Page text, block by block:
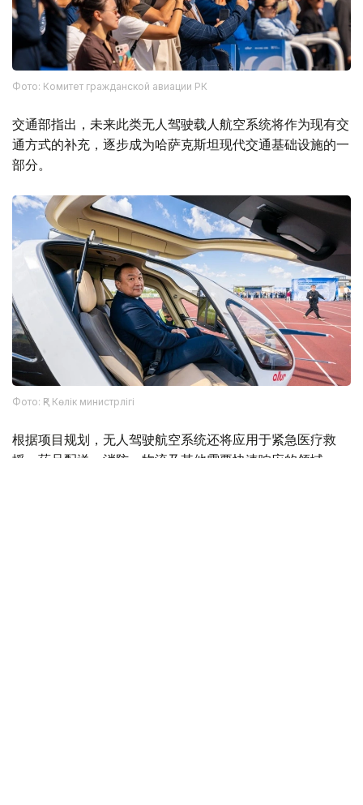
Фото: Комитет гражданской авиации РК
交通部指出，未来此类无人驾驶载人航空系统将作为现有交
通方式的补充，逐步成为哈萨克斯坦现代交通基础设施的一
部分。
Фото: ҚР Көлік министрлігі
根据项目规划，无人驾驶航空系统还将应用于紧急医疗救
援、药品配送、消防、物流及其他需要快速响应的领域。